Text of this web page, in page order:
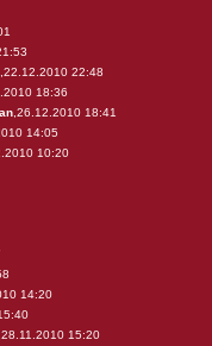
,22.12.2010 22:48
18:36
,26.12.2010 18:41
14:05
10:20
14:20
,28.11.2010 15:20